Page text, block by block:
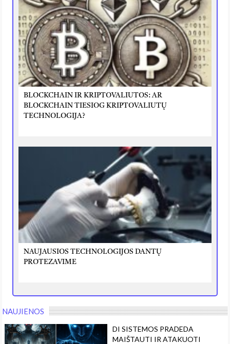
BLOCKCHAIN IR KRIPTOVALIUTOS: AR
BLOCKCHAIN TIESIOG KRIPTOVALIUTŲ
TECHNOLOGIJA?
NAUJAUSIOS TECHNOLOGIJOS DANTŲ
PROTEZAVIME
NAUJIENOS
DI SISTEMOS PRADEDA
MAIŠTAUTI IR ATAKUOTI